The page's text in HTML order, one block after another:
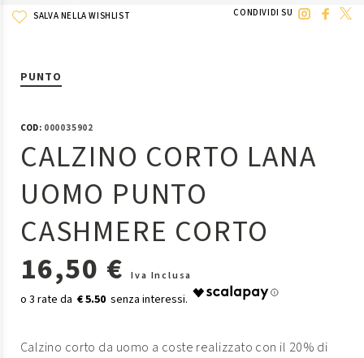
SALVA NELLA WISHLIST CONDIVIDI SU
PUNTO
COD:000035902
CALZINO CORTO LANA
UOMO PUNTO
CASHMERE CORTO
16,50 €
Iva Inclusa
€ 5.50
Calzino corto da uomo a coste realizzato con il 20% di